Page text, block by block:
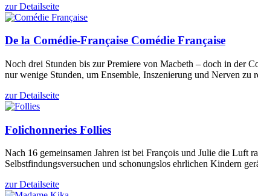
zur Detailseite
De la Comédie-Française Comédie Française
Noch drei Stunden bis zur Premiere von Macbeth – doch in der
nur wenige Stunden, um Ensemble, Inszenierung und Nerven zu
zur Detailseite
Folichonneries Follies
Nach 16 gemeinsamen Jahren ist bei François und Julie die Luft
Selbstfindungsversuchen und schonungslos ehrlichen Kindern
zur Detailseite